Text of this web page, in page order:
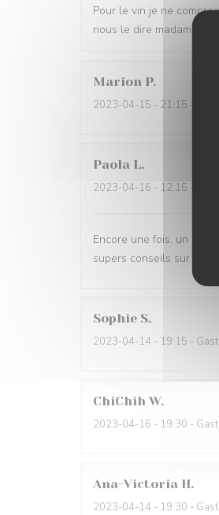
Pour le vin je ne
nous le dire madame !
Marion P
2023-04-15 - 21:15 -
Paola L
2023-04-16 - 12:15 -
Encore une fois, un
supers conseils sur les
Sophie S
2023-04-14 - 19:15 -
ChiChih W
2023-04-16 - 19:30 -
Ana-Victoria H
2023-04-14 - 19:30 -